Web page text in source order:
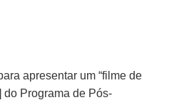
apresentar um “filme de
do Programa de Pós-